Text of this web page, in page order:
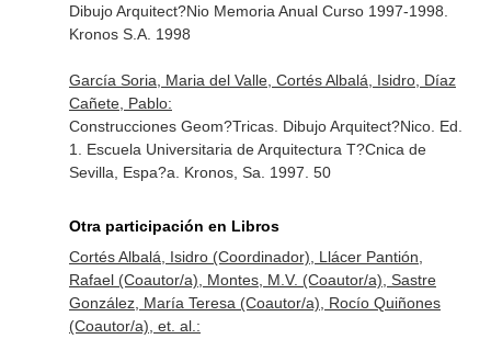
Dibujo Arquitect?Nio Memoria Anual Curso 1997-1998.
Kronos S.A. 1998
García Soria, Maria del Valle, Cortés Albalá, Isidro, Díaz
Cañete, Pablo:
Construcciones Geom?Tricas. Dibujo Arquitect?Nico. Ed.
1. Escuela Universitaria de Arquitectura T?Cnica de
Sevilla, Espa?a. Kronos, Sa. 1997. 50
Otra participación en Libros
Cortés Albalá, Isidro (Coordinador), Llácer Pantión,
Rafael (Coautor/a), Montes, M.V. (Coautor/a), Sastre
González, María Teresa (Coautor/a), Rocío Quiñones
(Coautor/a), et. al.: